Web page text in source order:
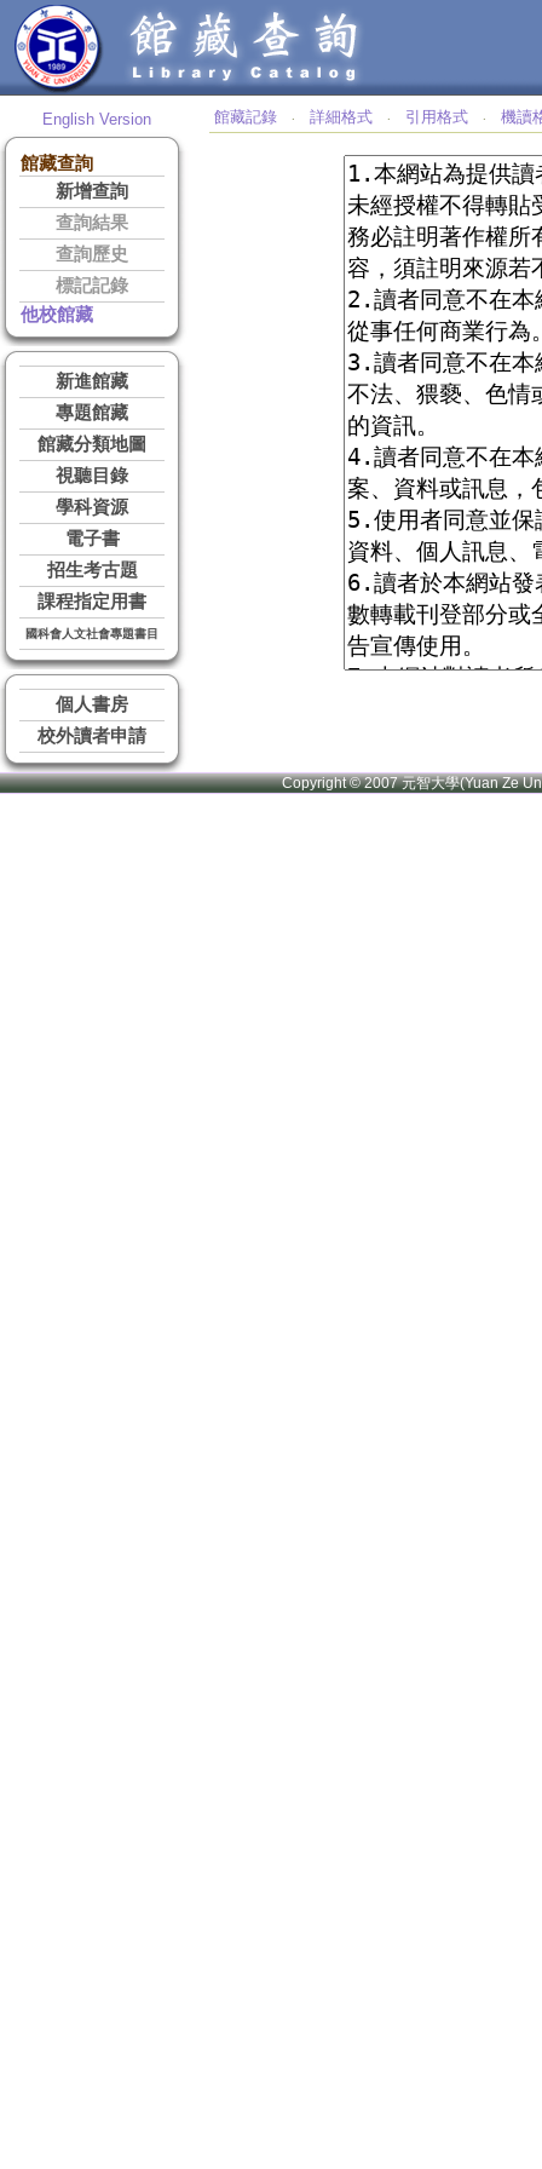
English Version
館藏查詢
新增查詢
查詢結果
查詢歷史
標記記錄
他校館藏
新進館藏
專題館藏
館藏分類地圖
視聽目錄
學科資源
電子書
招生考古題
課程指定用書
國科會人文社會專題書目
個人書房
校外讀者申請
館藏記錄 ‧ 詳細格式 ‧ 引用格式 ‧ 機讀
Copyright © 2007 元智大學(Yuan Ze